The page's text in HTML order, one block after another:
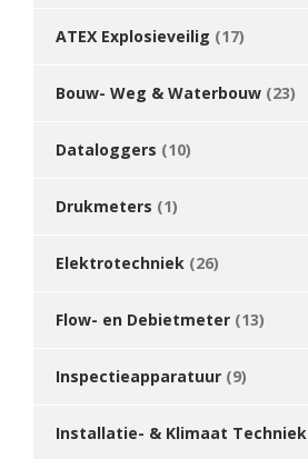
ATEX Explosieveilig (17)
Bouw- Weg & Waterbouw (23)
Dataloggers (10)
Drukmeters (1)
Elektrotechniek (26)
Flow- en Debietmeter (13)
Inspectieapparatuur (9)
Installatie- & Klimaat Techniek